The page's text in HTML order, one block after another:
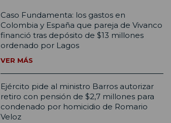
Caso Fundamenta: los gastos en
Colombia y España que pareja de Vivanco
financió tras depósito de $13 millones
ordenado por Lagos
VER MÁS
Ejército pide al ministro Barros autorizar
retiro con pensión de $2,7 millones para
condenado por homicidio de Romario
Veloz